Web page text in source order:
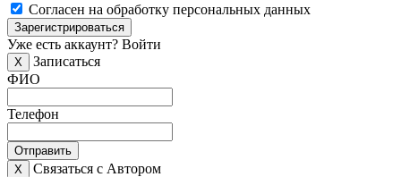
Согласен на обработку персональных данных
Зарегистрироваться
Уже есть аккаунт? Войти
X
Записаться
ФИО
Телефон
Отправить
X
Связаться с Автором